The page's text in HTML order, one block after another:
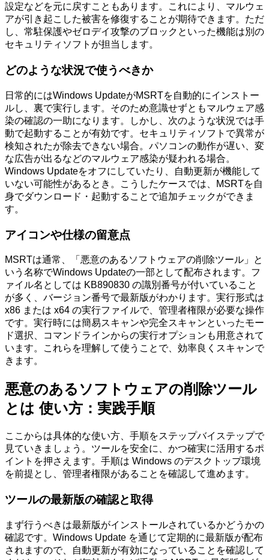
設定などを元に戻すこともあります。これにより、マルウェ
アが引き起こした被害を修復することが期待できます。ただ
し、常駐保護やゼロデイ攻撃のブロックといった機能は別の
セキュリティソフトが担当します。
どのような状況で使うべきか
日常的にはWindows UpdateがMSRTを自動的にインストー
ルし、裏で実行します。そのため意識せずともマルウェア感
染の確認の一助になります。しかし、次のような状況では手
動で起動することが有効です。セキュリティソフトで異常が
検知されたが除去できない場合。パソコンの動作が遅い、変
な広告が出るなどのマルウェア感染が疑われる場合。
Windows Updateをオフにしていたり、自動更新が機能して
いない可能性があるとき。こうしたケースでは、MSRTを自
身でダウンロード・起動することで追加チェックができま
す。
アイコンや仕様の留意点
MSRTは通常、「悪意のあるソフトウェアの削除ツール」と
いう名称でWindows Updateの一部として配布されます。フ
ァイル名としては KB890830 の識別番号が付いていること
が多く、バージョン番号で最新版がわかります。実行形式は
x86 または x64 の実行ファイルで、管理者権限が必要な操作
です。実行時には簡易スキャンや完全スキャンといったモー
ド選択、コマンドラインからの実行オプションも用意されて
います。これらを理解して使うことで、効率良くスキャンで
きます。
悪意のあるソフトウェアの削除ツール
とは 使い方：実践手順
ここからは具体的な使い方、手順をステップバイステップで
見ていきましょう。ツールを安全に、かつ確実に活用するポ
イントを押さえます。手順は Windows のデスクトップ環境
を前提とし、管理者権限があることを確認して進めます。
ツールの最新版の確認と取得
まず行うべきは最新版がインストールされているかどうかの
確認です。Windows Update を通じて定期的に最新版が配布
されますので、自動更新が有効になっていることを確認して